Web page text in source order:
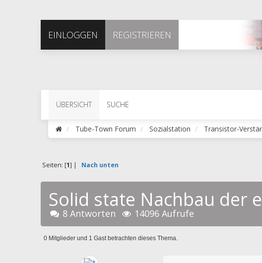
EINLOGGEN REGISTRIEREN
ÜBERSICHT SUCHE
Tube-Town Forum Sozialstation Transistor-
Seiten: [1] | Nach unten
Solid state Nachbau der
8 Antworten 14096 Aufrufe
0 Mitglieder und 1 Gast betrachten dieses Thema.